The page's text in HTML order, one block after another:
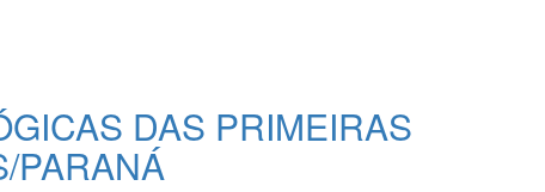
DAS PRIMEIRAS
PARANÁ